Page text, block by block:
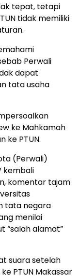
tepat, tetapi
tidak memiliki
Perwali
dapat
tata usaha
ke Mahkamah
ke PTUN.
(Perwali)
kembali
komentar tajam
tata negara
menilai
“salah alamat”
suara setelah
PTUN Makassar